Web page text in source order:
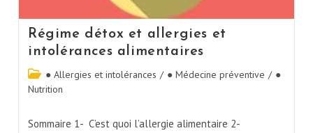
Régime détox et allergies et
intolérances alimentaires
● Allergies et intolérances / ● Médecine préventive / ●
Nutrition
Sommaire 1- C’est quoi l’allergie alimentaire 2-